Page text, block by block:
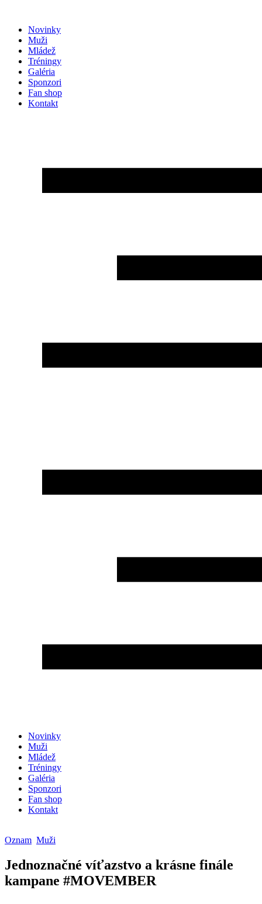
obsah
Novinky
Muži
Mládež
Tréningy
Galéria
Sponzori
Fan shop
Kontakt
Novinky
Muži
Mládež
Tréningy
Galéria
Sponzori
Fan shop
Kontakt
Oznam Muži
Jednoznačné víťazstvo a krásne finále
kampane #MOVEMBER